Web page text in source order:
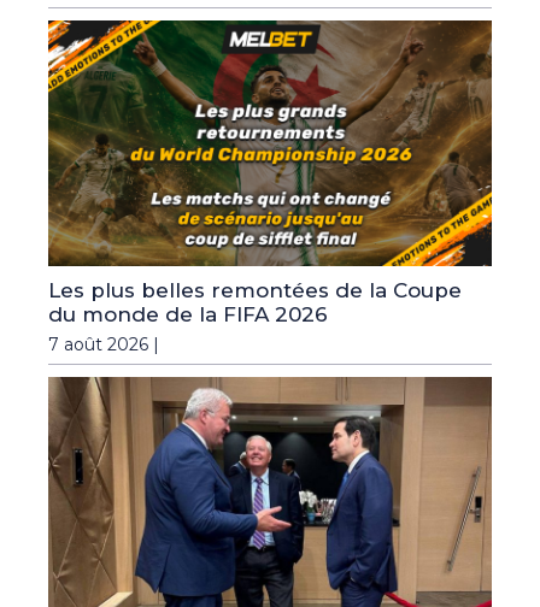
Les plus belles remontées de la Coupe
du monde de la FIFA 2026
7 août 2026 |